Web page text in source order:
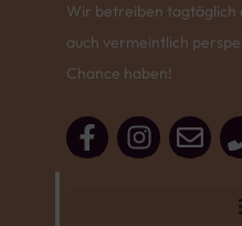
Wir betreiben tagtäglich
auch vermeintlich
Chance haben!